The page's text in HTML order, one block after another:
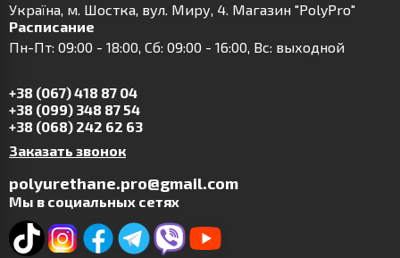
Українa, м. Шостка, вул. Миру, 4. Магазин "PolyPro"
Расписание
Пн-Пт: 09:00 - 18:00, Сб: 09:00 - 16:00, Вс: выходной
+38 (067) 418 87 04
+38 (099) 348 87 54
+38 (068) 242 62 63
Заказать звонок
polyurethane.pro@gmail.com
Мы в социальных сетях